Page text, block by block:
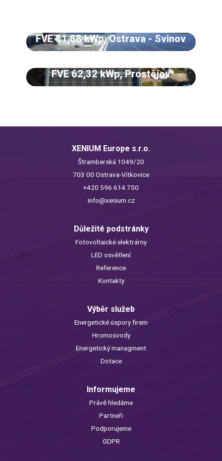
FVE 81,88 kWp, Ostrava - Svinov
FVE 62,32 kWp, Prostějov
XENIUM Europe s.r.o.
Štramberská 1049/20
703 00 Ostrava-Vítkovice
+420 596 614 750
info@xenium.cz
Důležité podstránky
Fotovoltaické elektrárny
LED osvětlení
Reference
Kontakty
Výběr služeb
Energetické úspory firem
Hromosvody
Energetický managment
Dotace
Informujeme
Právě hledáme
Partneři
Podporujeme
GDPR